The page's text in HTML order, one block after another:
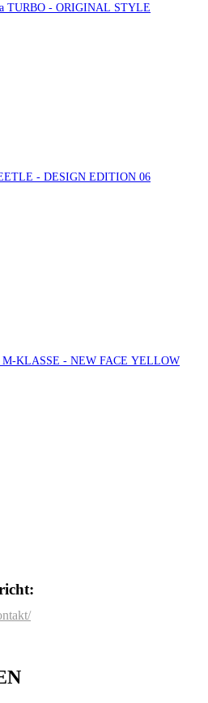
TURBO - ORIGINAL STYLE
- DESIGN EDITION 06
M-KLASSE - NEW FACE YELLOW